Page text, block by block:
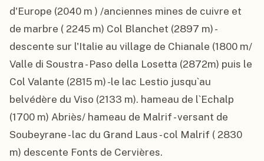
d'Europe (2040 m ) /anciennes mines de cuivre et
de marbre ( 2245 m) Col Blanchet (2897 m) -
descente sur l'Italie au village de Chianale (1800 m/
Valle di Soustra - Paso della Losetta (2872m) puis le
Col Valante (2815 m) -le lac Lestio jusqu`au
belvédère du Viso (2133 m). hameau de l`Echalp
(1700 m) Abriès/ hameau de Malrif - versant de
Soubeyrane - lac du Grand Laus - col Malrif ( 2830
m) descente Fonts de Cervières.